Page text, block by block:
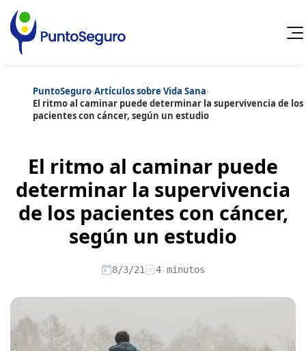
Cancelar
Artículos sobre Otros Seguros
Artículos sobre Seguros de Auto
Artículos sobre Seguros de Hogar
Artículos sobre Seguros de SaludContenido extra
Artículos sobre Convenios Colectivos
Artículos sobre Educación Financiera
Artículos sobre Seguros de Vida Hipoteca
Artículos sobre Seguros de Decesos
Artículos sobre la Jubilación
PuntoSeguro›Artículos sobre Vida Sana›
El ritmo al caminar puede determinar la supervivencia de los
pacientes con cáncer, según un estudio
El ritmo al caminar puede
determinar la supervivencia
de los pacientes con cáncer,
según un estudio
8/3/21 4 minutos